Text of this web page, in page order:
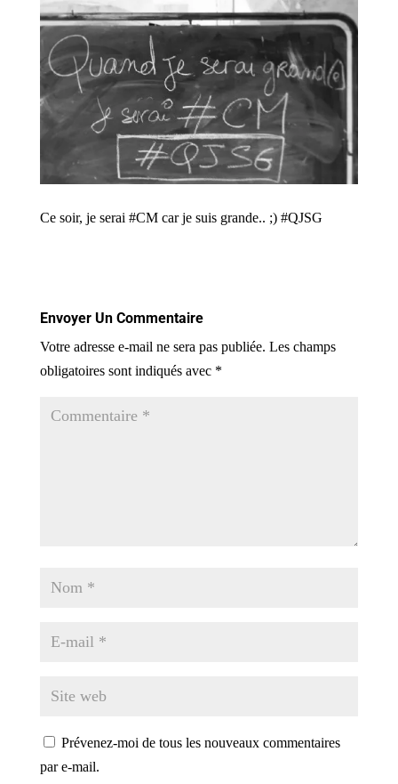
Ce soir, je serai #CM car je suis grande.. ;) #QJSG
Envoyer Un Commentaire
Votre adresse e-mail ne sera pas publiée. Les champs
obligatoires sont indiqués avec *
Prévenez-moi de tous les nouveaux commentaires
par e-mail.